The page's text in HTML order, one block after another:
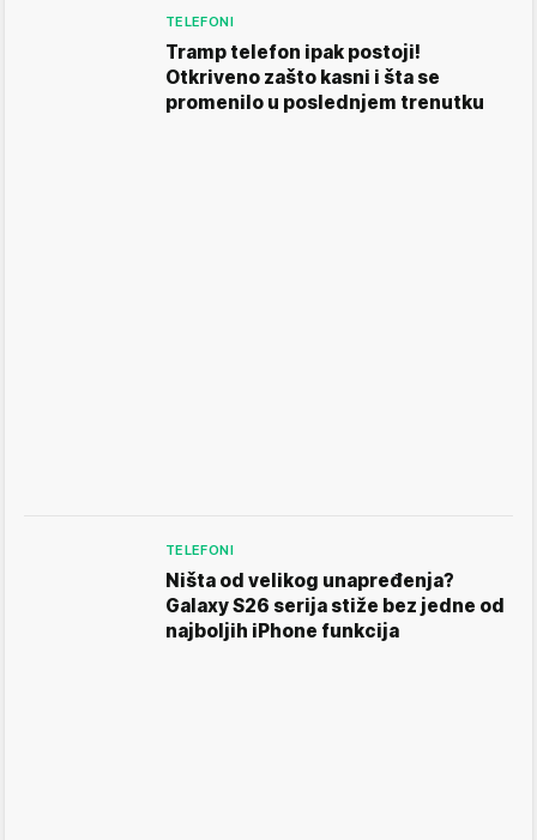
TELEFONI
Tramp telefon ipak postoji!
Otkriveno zašto kasni i šta se
promenilo u poslednjem trenutku
TELEFONI
Ništa od velikog unapređenja?
Galaxy S26 serija stiže bez jedne od
najboljih iPhone funkcija